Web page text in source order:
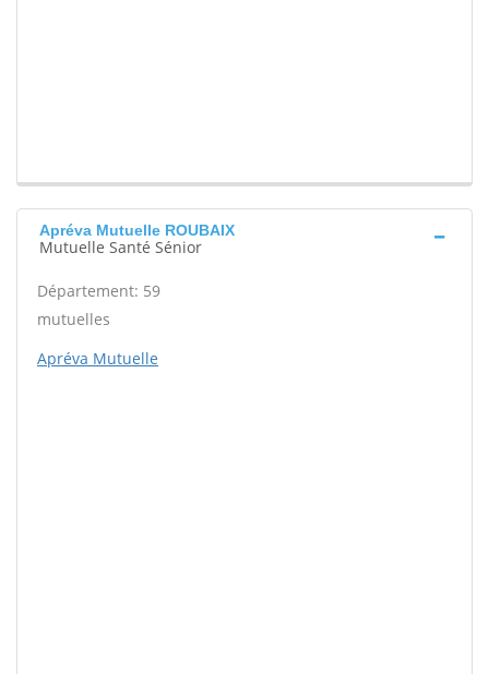
Apréva Mutuelle ROUBAIX
Mutuelle Santé Sénior
Département: 59
mutuelles
Apréva Mutuelle